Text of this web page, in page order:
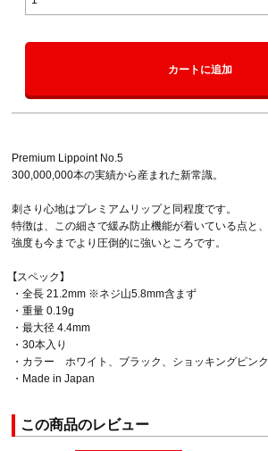
カートに追加
Premium Lippoint No.5
300,000,000本の実績から産まれた新常識。
刺さり心地はプレミアムリップと同程度です。
特徴は、この細さで緩み防止機能が着いている点と、
強度も今までより圧倒的に強いところです。
【スペック】
・全長 21.2mm ※ネジ山5.8mm含まず
・重量 0.19g
・最大径 4.4mm
・30本入り
・カラー ホワイト、ブラック、ショッキングピンク
・Made in Japan
この商品のレビュー